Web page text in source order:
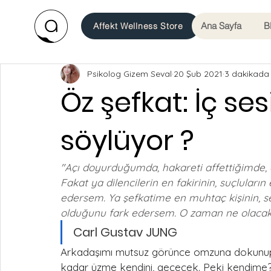
Affekt Wellness Store Ana Sayfa
Öz şefkat: İç
söylüyor ?
Psikolog Gizem Seval 20 Şub 2021 3
"Açı doyurduğumda, hakareti
Fakat ya dilencilerin en fakirinin,
edersem. Ya şefkatime en muhtaç kişinin,
olduğunu fark edersem. O zaman ne
Carl Gustav JUNG
Arkadaşımı mutsuz görünce omzuna
kadar üzme kendini, geçecek. Peki